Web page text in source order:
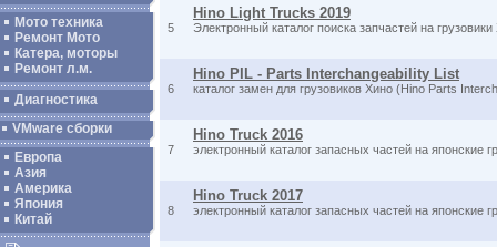
Мото техника
Ремонт Мото
Катера, моторы
Ремонт л.м.
Диагностика
VMware сборки
Европа
Азия
Америка
Япония
Китай
5
Hino Light Trucks 2019
Электронный каталог поиска запчастей на
6
Hino PIL - Parts Interchangeability List
каталог замен для грузовиков Хино (Hino Parts
7
Hino Truck 2016
электронный каталог запасных частей на японские
8
Hino Truck 2017
электронный каталог запасных частей на японские